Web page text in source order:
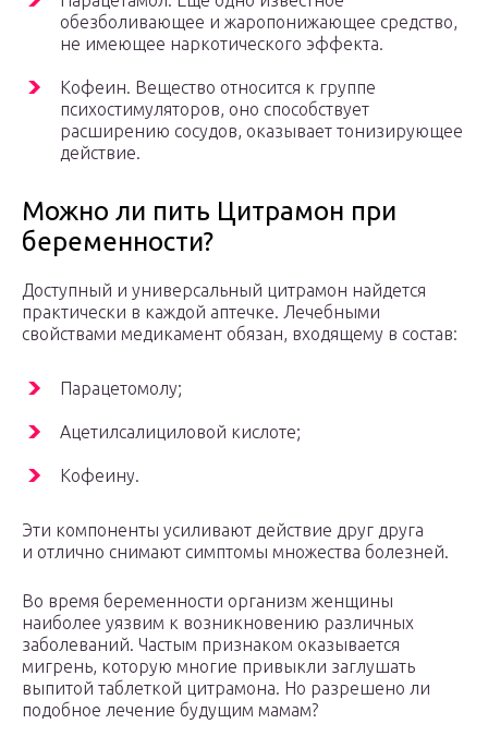
обезболивающее и жаропонижающее средство,
не имеющее наркотического эффекта.
Кофеин. Вещество относится к группе
психостимуляторов, оно способствует
расширению сосудов, оказывает тонизирующее
действие.
Можно ли пить Цитрамон при
беременности?
Доступный и универсальный цитрамон найдется
практически в каждой аптечке. Лечебными
свойствами медикамент обязан, входящему в состав:
Парацетомолу;
Ацетилсалициловой кислоте;
Кофеину.
Эти компоненты усиливают действие друг друга
и отлично снимают симптомы множества болезней.
Во время беременности организм женщины
наиболее уязвим к возникновению различных
заболеваний. Частым признаком оказывается
мигрень, которую многие привыкли заглушать
выпитой таблеткой цитрамона. Но разрешено ли
подобное лечение будущим мамам?